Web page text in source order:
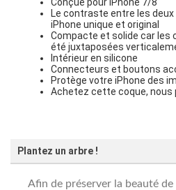
Le contraste entre les
iPhone unique et original
Compacte et solide car les
été juxtaposées
Intérieur en silicone
Connecteurs et boutons
Protège votre iPhone des
Achetez cette coque, nous
Plantez un arbre !
Afin de préserver la beauté